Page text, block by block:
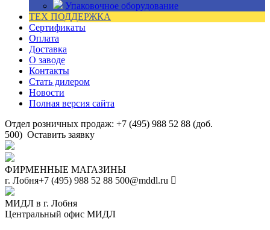
Упаковочное оборудование
ТЕХ ПОДДЕРЖКА
Сертификаты
Оплата
Доставка
О заводе
Контакты
Стать дилером
Новости
Полная версия сайта
Отдел розничных продаж: +7 (495) 988 52 88 (доб.
500) Оставить заявку
ФИРМЕННЫЕ МАГАЗИНЫ
г. Лобня+7 (495) 988 52 88 500@mddl.ru
МИДЛ в г. Лобня
Центральный офис МИДЛ